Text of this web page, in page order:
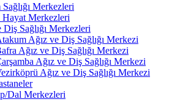
Merkezleri
Hayat Merkezleri
Diş Sağlığı Merkezleri
Ağız ve Diş Sağlığı Merkezi
Ağız ve Diş Sağlığı Merkezi
Ağız ve Diş Sağlığı Merkezi
Ağız ve Diş Sağlığı Merkezi
Dal Merkezleri